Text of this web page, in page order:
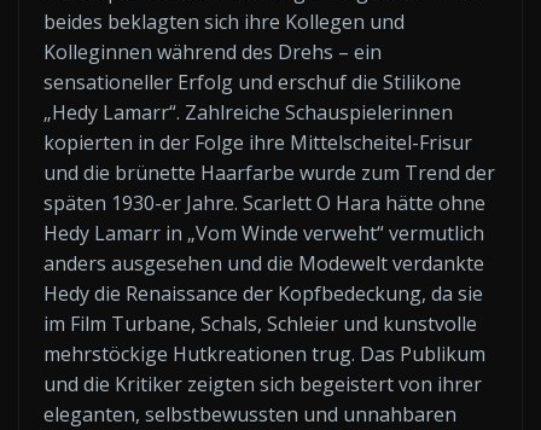
beides beklagten sich ihre Kollegen und
Kolleginnen während des Drehs – ein
sensationeller Erfolg und erschuf die Stilikone
„Hedy Lamarr“. Zahlreiche Schauspielerinnen
kopierten in der Folge ihre Mittelscheitel-Frisur
und die brünette Haarfarbe wurde zum Trend der
späten 1930-er Jahre. Scarlett O Hara hätte ohne
Hedy Lamarr in „Vom Winde verweht“ vermutlich
anders ausgesehen und die Modewelt verdankte
Hedy die Renaissance der Kopfbedeckung, da sie
im Film Turbane, Schals, Schleier und kunstvolle
mehrstöckige Hutkreationen trug. Das Publikum
und die Kritiker zeigten sich begeistert von ihrer
eleganten, selbstbewussten und unnahbaren